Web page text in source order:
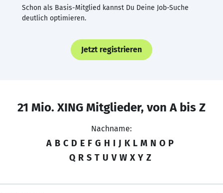
Schon als Basis-Mitglied kannst Du Deine Job-Suche
deutlich optimieren.
Jetzt registrieren
21 Mio. XING Mitglieder, von A bis Z
Nachname:
A B C D E F G H I J K L M N O P
Q R S T U V W X Y Z